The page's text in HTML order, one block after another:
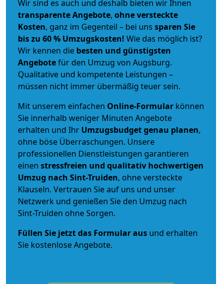
Wir sind es auch und deshalb bieten wir Ihnen
transparente Angebote, ohne versteckte
Kosten, ganz im Gegenteil – bei uns sparen Sie
bis zu 60 % Umzugskosten! Wie das möglich ist?
Wir kennen die besten und günstigsten
Angebotefür den Umzug von Augsburg.
Qualitative und kompetente Leistungen –
müssen nicht immer übermäßig teuer sein.
Mit unserem einfachen Online-Formular können
Sie innerhalb weniger Minuten Angebote
erhalten und Ihr Umzugsbudgetgenau planen,
ohne böse Überraschungen. Unsere
professionellen Dienstleistungen garantieren
einen stressfreien und qualitativ hochwertigen
Umzug nach Sint-Truiden, ohne versteckte
Klauseln. Vertrauen Sie auf uns und unser
Netzwerk und genießen Sie den Umzug nach
Sint-Truiden ohne Sorgen.
Füllen Sie jetzt das Formular aus und erhalten
Sie kostenlose Angebote.